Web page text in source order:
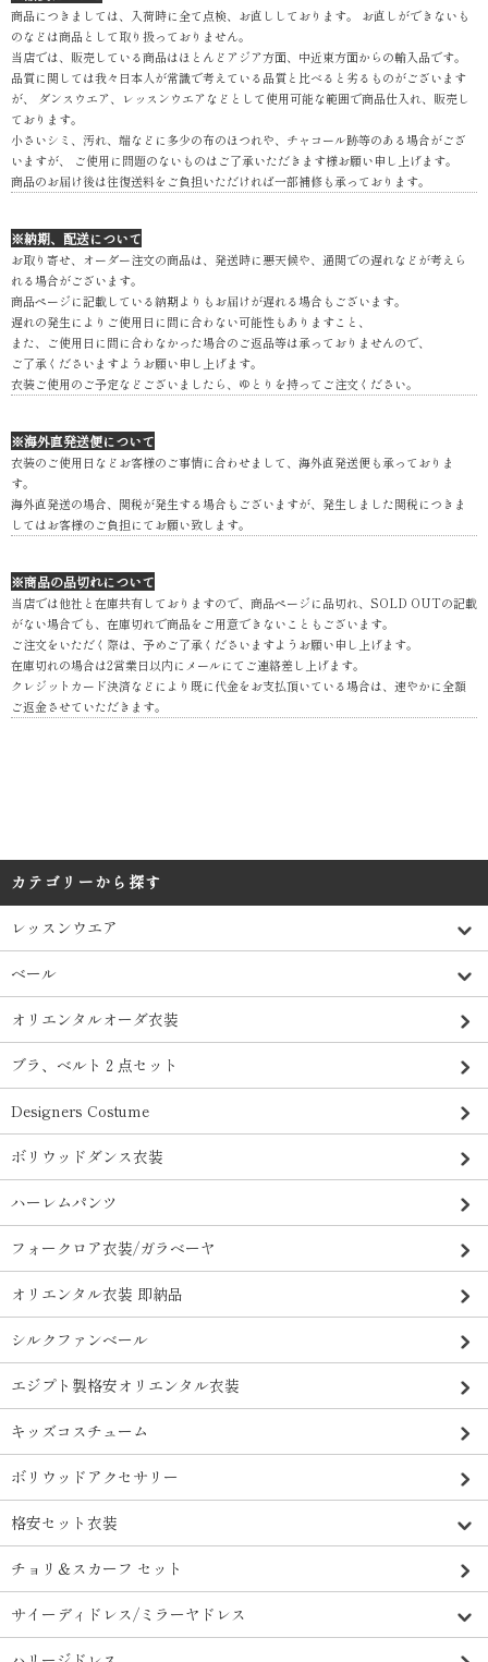
商品につきましては、入荷時に全て点検、お直ししております。 お直しができないも
のなどは商品として取り扱っておりません。
当店では、販売している商品はほとんどアジア方面、中近東方面からの輸入品です。
品質に関しては我々日本人が常識で考えている品質と比べると劣るものがございます
が、 ダンスウエア、レッスンウエアなどとして使用可能な範囲で商品仕入れ、販売し
ております。
小さいシミ、汚れ、端などに多少の布のほつれや、チャコール跡等のある場合がござ
いますが、 ご使用に問題のないものはご了承いただきます様お願い申し上げます。
商品のお届け後は往復送料をご負担いただければ一部補修も承っております。
※納期、配送について
お取り寄せ、オーダー注文の商品は、発送時に悪天候や、通関での遅れなどが考えら
れる場合がございます。
商品ページに記載している納期よりもお届けが遅れる場合もございます。
遅れの発生によりご使用日に間に合わない可能性もありますこと、
また、ご使用日に間に合わなかった場合のご返品等は承っておりませんので、
ご了承くださいますようお願い申し上げます。
衣装ご使用のご予定などございましたら、ゆとりを持ってご注文ください。
※海外直発送便について
衣装のご使用日などお客様のご事情に合わせまして、海外直発送便も承っておりま
す。
海外直発送の場合、関税が発生する場合もございますが、発生しました関税につきま
してはお客様のご負担にてお願い致します。
※商品の品切れについて
当店では他社と在庫共有しておりますので、商品ページに品切れ、SOLD OUTの記載
がない場合でも、在庫切れで商品をご用意できないこともございます。
ご注文をいただく際は、予めご了承くださいますようお願い申し上げます。
在庫切れの場合は2営業日以内にメールにてご連絡差し上げます。
クレジットカード決済などにより既に代金をお支払頂いている場合は、速やかに全額
ご返金させていただきます。
カテゴリーから探す
レッスンウエア
ベール
オリエンタルオーダ衣装
ブラ、ベルト２点セット
Designers Costume
ボリウッドダンス衣装
ハーレムパンツ
フォークロア衣装/ガラベーヤ
オリエンタル衣装 即納品
シルクファンベール
エジプト製格安オリエンタル衣装
キッズコスチューム
ボリウッドアクセサリー
格安セット衣装
チョリ＆スカーフ セット
サイーディドレス/ミラーヤドレス